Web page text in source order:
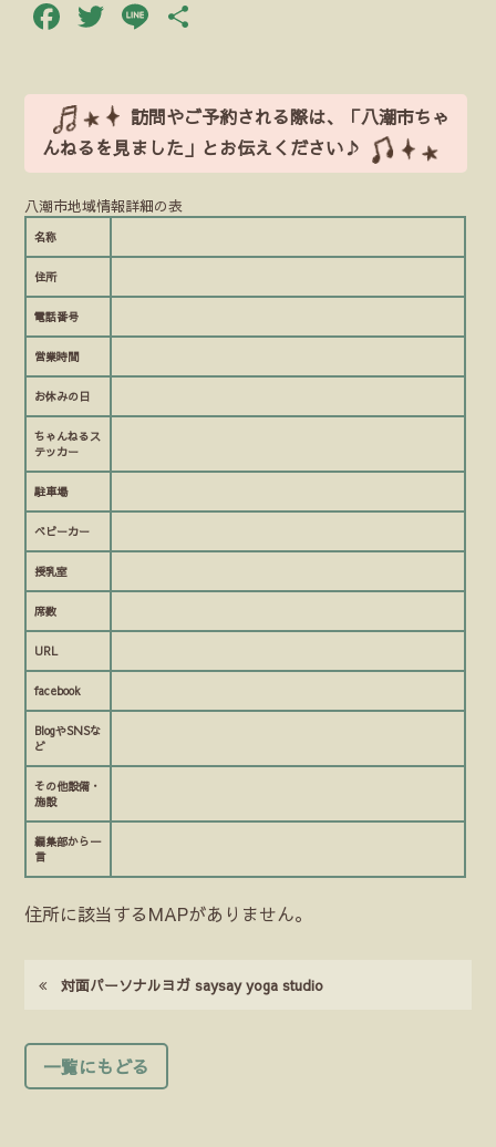
Facebook
Twitter
Line
訪問やご予約される際は、「八潮市ちゃ
んねるを見ました」とお伝えください♪
八潮市地域情報詳細の表
名称
住所
電話番号
営業時間
お休みの日
ちゃんねるス
テッカー
駐車場
ベビーカー
授乳室
席数
URL
facebook
BlogやSNSな
ど
その他設備・
施設
編集部から一
言
住所に該当するMAPがありません。
対面パーソナルヨガ saysay yoga studio
一覧にもどる